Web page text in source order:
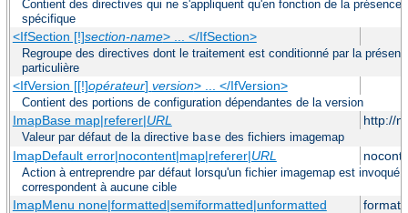
Contient des directives qui ne s'appliquent qu'en fonction de la présence
spécifique
<IfSection [!]section-name> ... </IfSection>
Regroupe des directives dont le traitement est conditionné par la
particulière
<IfVersion [[!]opérateur] version> ... </IfVersion>
Contient des portions de configuration dépendantes de la version
ImapBase map|referer|URL http://
Valeur par défaut de la directive base des fichiers imagemap
ImapDefault error|nocontent|map|referer|URL
Action à entreprendre par défaut lorsqu'un fichier imagemap est invoqué
correspondent à aucune cible
ImapMenu none|formatted|semiformatted|unformatted